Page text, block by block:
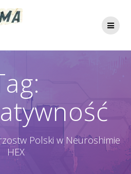
do
treści
Polski w Neuroshimie
HEX